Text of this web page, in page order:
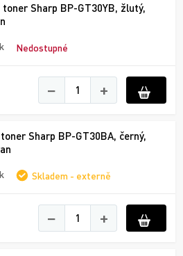
Sharp BP-GT30YB, žlutý,
Nedostupné
− +
Sharp BP-GT30BA, černý,
Skladem - externě
− +